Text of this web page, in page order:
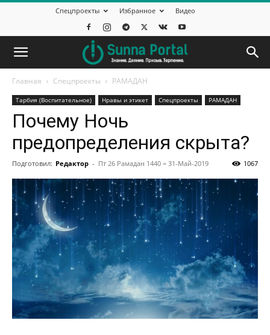
Спецпроекты Избранное Видео
Главная Спецпроекты РАМАДАН
Тарбия (Воспитательное) Нравы и этикет Спецпроекты РАМАДАН
Почему Ночь
предопределения скрыта?
Подготовил: Редактор - Пт 26 Рамадан 1440 = 31-Май-2019 1067